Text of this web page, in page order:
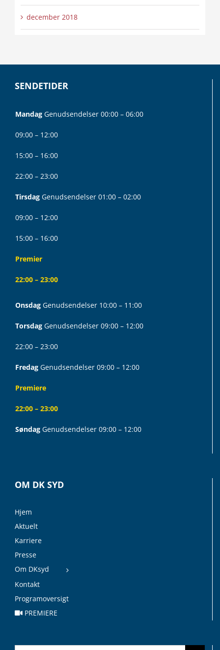
december 2018
SENDETIDER
Mandag Genudsendelser 00:00 – 06:00
09:00 – 12:00
15:00 – 16:00
22:00 – 23:00
Tirsdag Genudsendelser 01:00 – 02:00
09:00 – 12:00
15:00 – 16:00
Premier
22:00 – 23:00
Onsdag Genudsendelser 10:00 – 11:00
Torsdag Genudsendelser 09:00 – 12:00
22:00 – 23:00
Fredag Genudsendelser 09:00 – 12:00
Premiere
22:00 – 23:00
Søndag Genudsendelser 09:00 – 12:00
OM DK SYD
Hjem
Aktuelt
Karriere
Presse
Om DKsyd
Kontakt
Programoversigt
PREMIERE